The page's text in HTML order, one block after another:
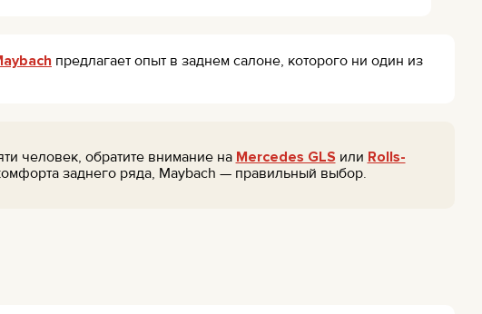
предлагает опыт в заднем салоне, которого ни один из
человек, обратите внимание на Mercedes GLS или Rolls-
заднего ряда, Maybach — правильный выбор.